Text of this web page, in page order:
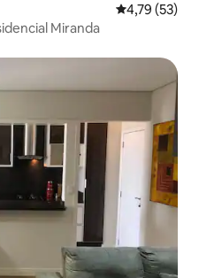
4,79 av 5 i
4,79 (53)
Miranda